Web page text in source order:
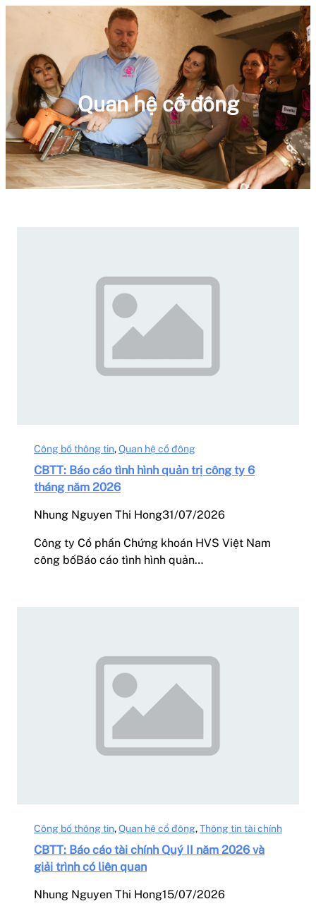
Quan hệ cổ đông
Công bố thông tin, Quan hệ cổ đông
CBTT: Báo cáo tình hình quản trị công ty 6
tháng năm 2026
Nhung Nguyen Thi Hong31/07/2026
Công ty Cổ phần Chứng khoán HVS Việt Nam
công bốBáo cáo tình hình quản…
Công bố thông tin, Quan hệ cổ đông, Thông tin tài chính
CBTT: Báo cáo tài chính Quý II năm 2026 và
giải trình có liên quan
Nhung Nguyen Thi Hong15/07/2026